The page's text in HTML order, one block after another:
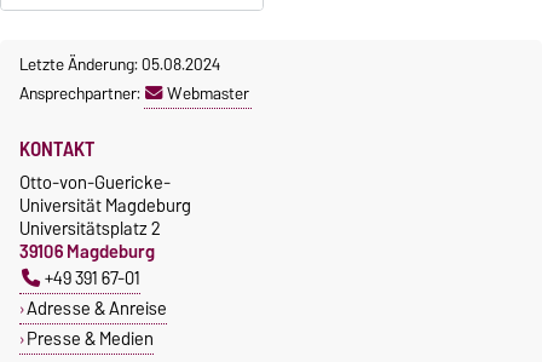
Letzte Änderung: 05.08.2024
Ansprechpartner:
Webmaster
KONTAKT
Otto-von-Guericke-
Universität Magdeburg
Universitätsplatz 2
39106 Magdeburg
+49 391 67-01
Adresse & Anreise
Presse & Medien